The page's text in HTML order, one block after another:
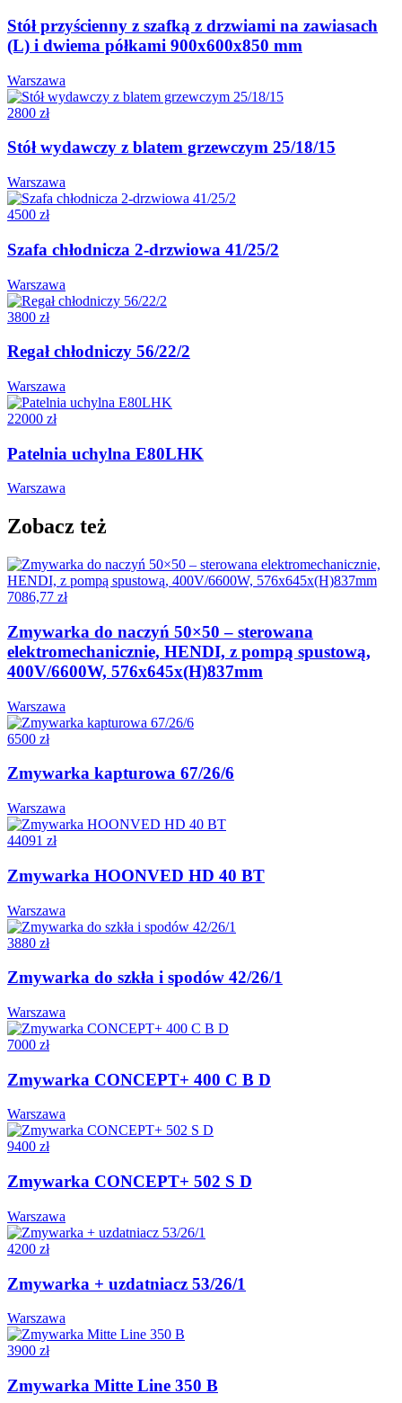
Stół przyścienny z szafką z drzwiami na zawiasach
(L) i dwiema półkami 900x600x850 mm
Warszawa
2800 zł
Stół wydawczy z blatem grzewczym 25/18/15
Warszawa
4500 zł
Szafa chłodnicza 2-drzwiowa 41/25/2
Warszawa
3800 zł
Regał chłodniczy 56/22/2
Warszawa
22000 zł
Patelnia uchylna E80LHK
Warszawa
Zobacz też
7086,77 zł
Zmywarka do naczyń 50×50 – sterowana
elektromechanicznie, HENDI, z pompą spustową,
400V/6600W, 576x645x(H)837mm
Warszawa
6500 zł
Zmywarka kapturowa 67/26/6
Warszawa
44091 zł
Zmywarka HOONVED HD 40 BT
Warszawa
3880 zł
Zmywarka do szkła i spodów 42/26/1
Warszawa
7000 zł
Zmywarka CONCEPT+ 400 C B D
Warszawa
9400 zł
Zmywarka CONCEPT+ 502 S D
Warszawa
4200 zł
Zmywarka + uzdatniacz 53/26/1
Warszawa
3900 zł
Zmywarka Mitte Line 350 B